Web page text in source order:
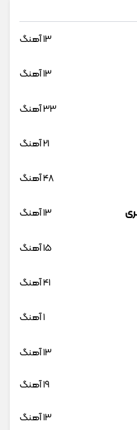
13 آهنگ
13 آهنگ
33 آهنگ
21 آهنگ
48 آهنگ
13 آهنگ
15 آهنگ
41 آهنگ
1 آهنگ
13 آهنگ
19 آهنگ
13 آهنگ